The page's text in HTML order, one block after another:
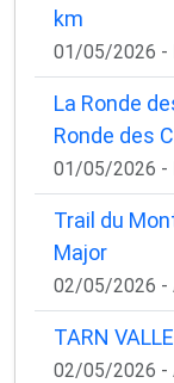
km
01/05/2026 -
La Ronde
Ronde des
01/05/2026 -
Trail du
Major
02/05/2026 -
TARN
02/05/2026 -